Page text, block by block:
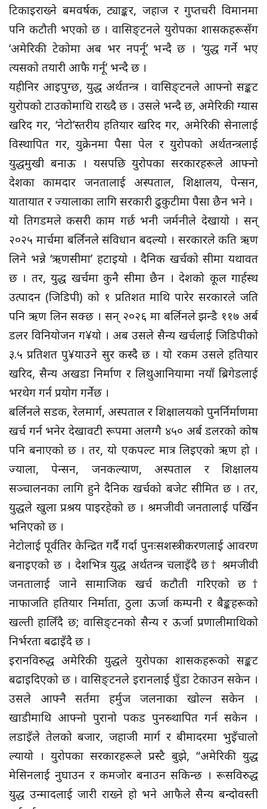
टिकाइराख्ने बमवर्षक, ट्याङ्कर, जहाज र गुप्तचरी विमानमा
पनि कटौती भएको छ । वासिङ्टनले युरोपका शासकहरूसँग
‘अमेरिकी टेकोमा अब भर नपर्नू’ भन्दै छ । ‘युद्ध गर्ने भए
त्यसको तयारी आफै गर्नू’ भन्दै छ ।
यहीनिर आइपुग्छ, युद्ध अर्थतन्त्र । वासिङ्टनले आफ्नो सङ्कट
युरोपको टाउकोमाथि राख्दै छ । उसले भन्दै छ, अमेरिकी ग्यास
खरिद गर, ‘नेटो’स्तरीय हतियार खरिद गर, अमेरिकी सेनालाई
विस्थापित गर, युक्रेनमा पैसा पेल र युरोपको अर्थतन्त्रलाई
युद्धमुखी बनाऊ । यसपछि युरोपका सरकारहरूले आफ्नो
देशका कामदार जनतालाई अस्पताल, शिक्षालय, पेन्सन,
यातायात र ज्यालाका लागि सरकारी ढुकुटीमा पैसा छैन भने ।
यो तिगडमले कसरी काम गर्छ भनी जर्मनीले देखायो । सन्
२०२५ मार्चमा बर्लिनले संविधान बदल्यो । सरकारले कति ऋण
लिने भन्ने ‘ऋणसीमा’ हटाइयो । दैनिक खर्चको सीमा यथावत
छ । तर, युद्ध खर्चमा कुनै सीमा छैन । देशको कूल गार्हस्थ
उत्पादन (जिडिपी) को १ प्रतिशत माथि पारेर सरकारले जति
पनि ऋण लिन सक्छ । सन् २०२६ मा बर्लिनले झन्डै ११७ अर्ब
डलर विनियोजन ग¥यो । अब उसले सैन्य खर्चलाई जिडिपीको
३.५ प्रतिशत पु¥याउने सुर कस्दै छ । यो रकम उसले हतियार
खरिद, सैन्य अखडा निर्माण र लिथुआनियामा नयाँ ब्रिगेडलाई
भरथेग गर्न प्रयोग गर्नेछ ।
बर्लिनले सडक, रेलमार्ग, अस्पताल र शिक्षालयको पुनर्निर्माणमा
खर्च गर्न भनेर देखावटी रूपमा अलग्गै ४५० अर्ब डलरको कोष
पनि बनाएको छ । तर, यो एकपल्ट मात्र लिइएको ऋण हो ।
ज्याला, पेन्सन, जनकल्याण, अस्पताल र शिक्षालय
सञ्चालनका लागि हुने दैनिक खर्चको बजेट सीमित छ । तर,
युद्धले खुला प्रश्रय पाइरहेको छ । श्रमजीवी जनतालाई पर्खिन
भनिएको छ ।
नेटोलाई पूर्वतिर केन्द्रित गर्दै गर्दा पुनःसशस्त्रीकरणलाई आवरण
बनाइएको छ । देशभित्र युद्ध अर्थतन्त्र चलाइँदै छ† श्रमजीवी
जनतालाई जाने सामाजिक खर्च कटौती गरिएको छ†
नाफाजति हतियार निर्माता, ठुला ऊर्जा कम्पनी र बैङ्कहरूको
खल्ती हालिँदै छ; वासिङ्टनको सैन्य र ऊर्जा प्रणालीमाथिको
निर्भरता बढाइँदै छ ।
इरानविरुद्ध अमेरिकी युद्धले युरोपका शासकहरूको सङ्कट
बढाइदिएको छ । वासिङ्टनले इरानलाई घुँडा टेकाउन सकेन ।
उसले आफ्नै सर्तमा हर्मुज जलनाका खोल्न सकेन ।
खाडीमाथि आफ्नो पुरानो पकड पुनस्र्थापित गर्न सकेन ।
लडाइँले तेलको बजार, जहाजी मार्ग र बीमादरमा भुइँचालो
ल्यायो । युरोपका सरकारहरूले प्रस्टै बुझे, “अमेरिकी युद्ध
मेसिनलाई नुघाउन र कमजोर बनाउन सकिन्छ । रूसविरुद्ध
युद्ध उन्मादलाई जारी राख्ने हो भने आफैले सैन्य बन्दोवस्ती